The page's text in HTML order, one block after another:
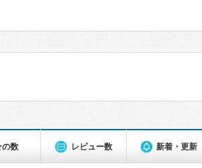
数 レビュー数 新着・更新